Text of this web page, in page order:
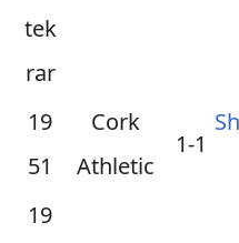
tek
rar
19
51
Cork
Athletic
1-1
19